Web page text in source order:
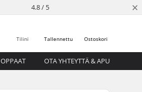
4.8 / 5 ×
Ostoskori
Tallennettu
Tilini
OPPAAT OTA YHTEYTTÄ & APU